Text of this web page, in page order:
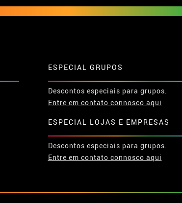
ESPECIAL GRUPOS
Descontos especiais para grupos.
Entre em contato connosco aqui
ESPECIAL LOJAS E EMPRESAS
Descontos especiais para grupos.
Entre em contato connosco aqui